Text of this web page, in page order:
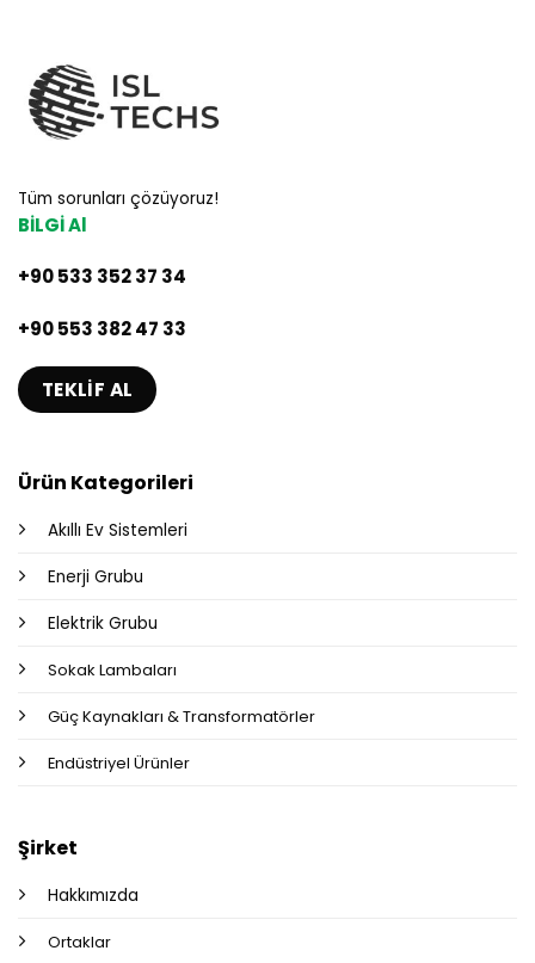
Tüm sorunları çözüyoruz!
BİLGİ Al
+90 533 352 37 34
+90 553 382 47 33
TEKLIF AL
Ürün Kategorileri
Akıllı Ev Sistemleri
Enerji Grubu
Elektrik Grubu
Sokak Lambaları
Güç Kaynakları & Transformatörler
Endüstriyel Ürünler
Şirket
Hakkımızda
Ortaklar